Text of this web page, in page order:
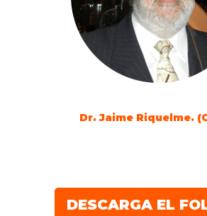
Dr. Jaime Riquelme.
DESCARGA EL